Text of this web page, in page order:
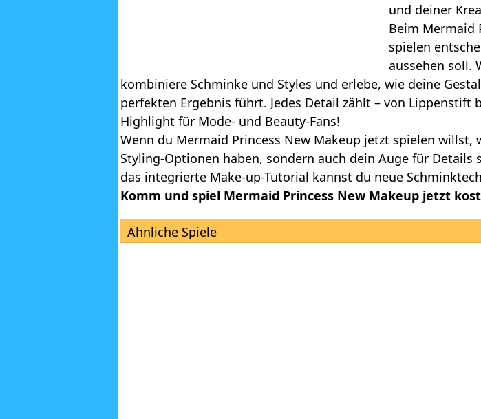
und deiner
Beim Mermaid
spielen
aussehen soll.
kombiniere Schminke und Styles und erlebe, wie deine
perfekten Ergebnis führt. Jedes Detail zählt – von Lippenstift
Highlight für Mode- und Beauty-Fans!
Wenn du Mermaid Princess New Makeup jetzt spielen willst,
Styling-Optionen haben, sondern auch dein Auge für Details
das integrierte Make-up-Tutorial kannst du neue
Komm und spiel Mermaid Princess New Makeup jetzt
Ähnliche Spiele